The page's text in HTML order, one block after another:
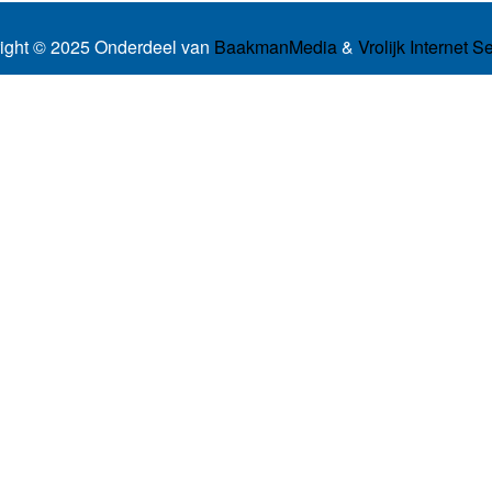
© 2025 Onderdeel van BaakmanMedia& Vrolijk Internet